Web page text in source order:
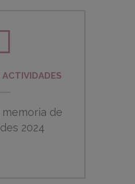
ACTIVIDADES
de
2024
2024